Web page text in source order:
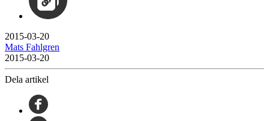
2015-03-20
Mats Fahlgren
2015-03-20
Dela artikel